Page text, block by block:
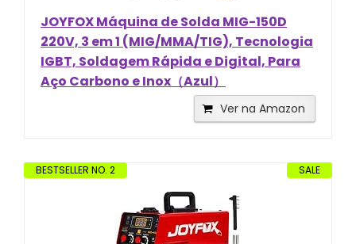
JOYFOX Máquina de Solda MIG-150D
220V, 3 em 1 (MIG/MMA/TIG), Tecnologia
IGBT, Soldagem Rápida e Digital, Para
Aço Carbono e Inox（Azul）
Ver na Amazon
SALE
BESTSELLER NO. 2